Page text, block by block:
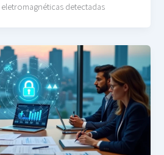
detectadas